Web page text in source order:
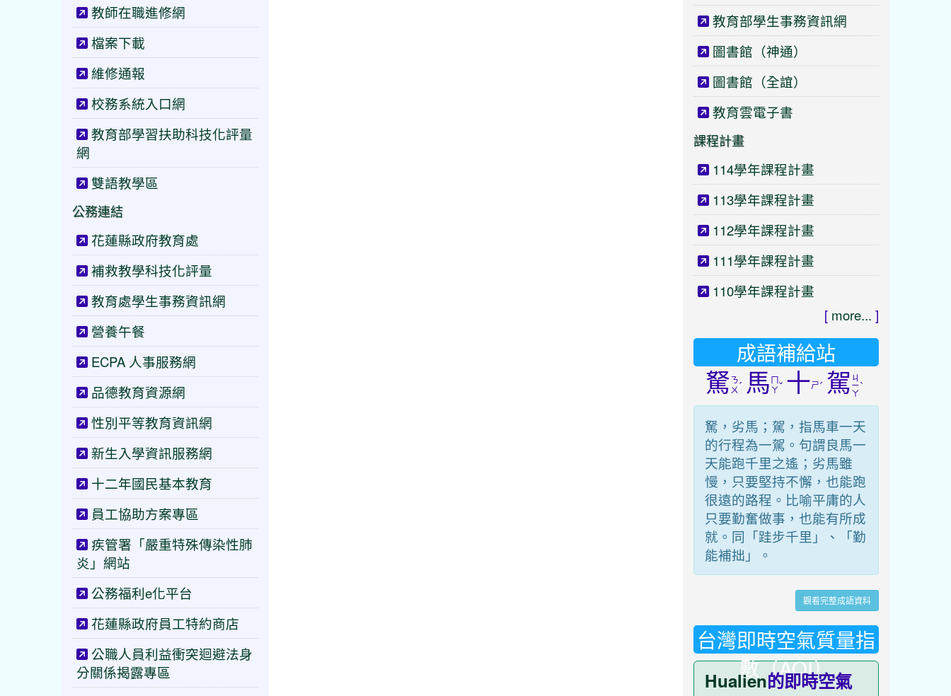
教師在職進修網
檔案下載
維修通報
校務系統入口網
教育部學習扶助科技化評量
網
雙語教學區
公務連結
花蓮縣政府教育處
補救教學科技化評量
教育處學生事務資訊網
營養午餐
ECPA 人事服務網
品德教育資源網
性別平等教育資訊網
新生入學資訊服務網
十二年國民基本教育
員工協助方案專區
疾管署「嚴重特殊傳染性肺
炎」網站
公務福利e化平台
花蓮縣政府員工特約商店
公職人員利益衝突迴避法身
分關係揭露專區
教育部學生事務資訊網
圖書館（神通）
圖書館（全誼）
教育雲電子書
課程計畫
114學年課程計畫
113學年課程計畫
112學年課程計畫
111學年課程計畫
110學年課程計畫
[ more... ]
成語補給站
駑 ㄋ
ㄨˊ 馬 ㄚˇ 十ㄕˊ 駕 ㄐ
ㄧ
ㄚ
ˋ
駑，劣馬；駕，指馬車一天
的行程為一駕。句謂良馬一
天能跑千里之遙；劣馬雖
慢，只要堅持不懈，也能跑
很遠的路程。比喻平庸的人
只要勤奮做事，也能有所成
就。同「跬步千里」、「勤
能補拙」。
觀看完整成語資料
台灣即時空氣質量指
數（AQI）
Hualien的即時空氣